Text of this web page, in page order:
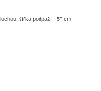
šířka podpaží - 57 cm,